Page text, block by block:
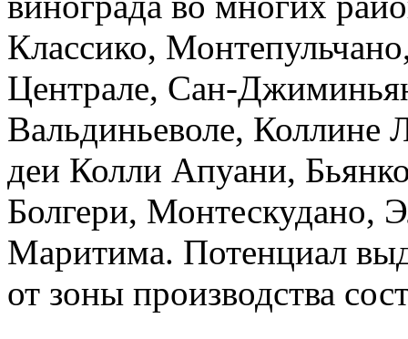
Классико,
Централе, Сан-
Вальдиньеволе, Коллине
деи Колли Апуани,
Болгери, Монтескудано,
Маритима. Потенциал
от зоны производства